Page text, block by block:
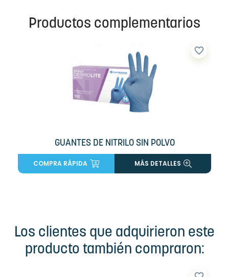
Productos complementarios
GUANTES DE NITRILO SIN POLVO
favorite_border
COMPRA RÁPIDA MÁS DETALLES
Los clientes que adquirieron este
producto también compraron: